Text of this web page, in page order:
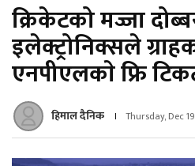
क्रिकेटको मज्जा
इलेक्ट्रोनिक्सले
एनपीएलकाे फ्रि
हिमाल दैनिक Thursday, Dec 19